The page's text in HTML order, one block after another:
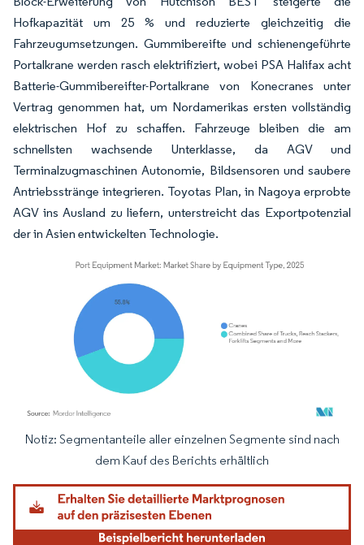
Hofkapazität um 25 % und reduzierte gleichzeitig die
Fahrzeugumsetzungen. Gummibereifte und schienengeführte
Portalkrane werden rasch elektrifiziert, wobei PSA Halifax acht
Batterie-Gummibereifter-Portalkrane von Konecranes unter
Vertrag genommen hat, um Nordamerikas ersten vollständig
elektrischen Hof zu schaffen. Fahrzeuge bleiben die am
schnellsten wachsende Unterklasse, da AGV und
Terminalzugmaschinen Autonomie, Bildsensoren und saubere
Antriebsstränge integrieren. Toyotas Plan, in Nagoya erprobte
AGV ins Ausland zu liefern, unterstreicht das Exportpotenzial
der in Asien entwickelten Technologie.
Bild © Mordor Intelligence. Wiederverwendung erfordert Namensnennung
Notiz: Segmentanteile aller einzelnen Segmente sind nach
dem Kauf des Berichts erhältlich